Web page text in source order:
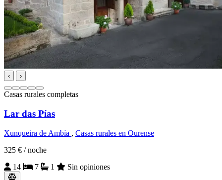
‹ ›
Casas rurales completas
Lar das Pías
Xunqueira de Ambía , Casas rurales en Ourense
325 € / noche
14
7 1 Sin opiniones